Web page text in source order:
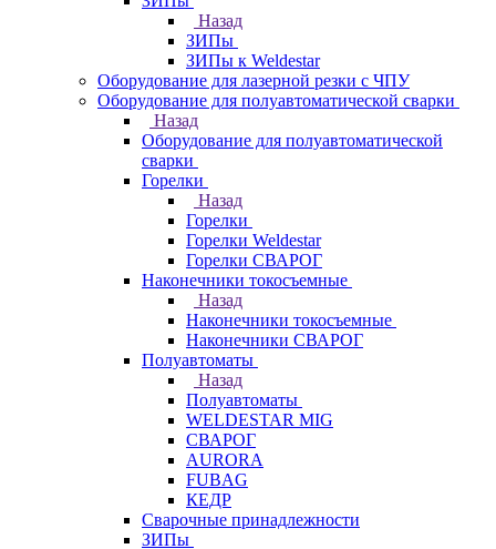
Назад
ЗИПы
ЗИПы к Weldestar
Оборудование для лазерной резки с ЧПУ
Оборудование для полуавтоматической сварки
Назад
Оборудование для полуавтоматической
сварки
Горелки
Назад
Горелки
Горелки Weldestar
Горелки СВАРОГ
Наконечники токосъемные
Назад
Наконечники токосъемные
Наконечники СВАРОГ
Полуавтоматы
Назад
Полуавтоматы
WELDESTAR MIG
СВАРОГ
AURORA
FUBAG
КЕДР
Сварочные принадлежности
ЗИПы